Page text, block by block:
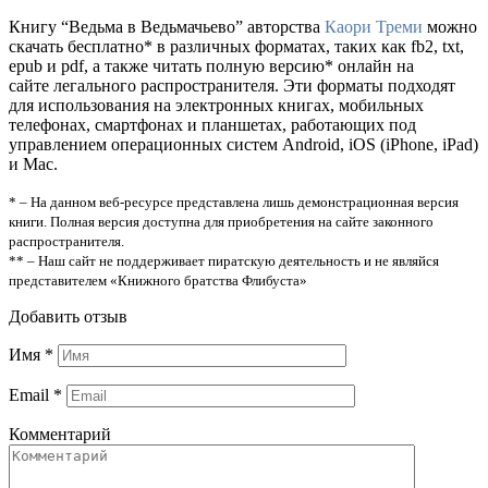
Книгу “Ведьма в Ведьмачьево” авторства Каори Треми можно
скачать бесплатно* в различных форматах, таких как fb2, txt,
epub и pdf, а также читать полную версию* онлайн на
сайте легального распространителя. Эти форматы подходят
для использования на электронных книгах, мобильных
телефонах, смартфонах и планшетах, работающих под
управлением операционных систем Android, iOS (iPhone, iPad)
и Mac.
* – На данном веб-ресурсе представлена лишь демонстрационная версия
книги. Полная версия доступна для приобретения на сайте законного
распространителя.
** – Наш сайт не поддерживает пиратскую деятельность и не являйся
представителем «Книжного братства Флибуста»
Добавить отзыв
Имя *
Email *
Комментарий